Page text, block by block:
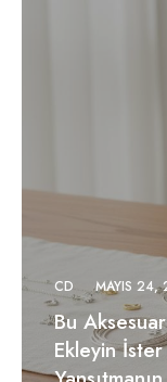
CD MAYIS 24,
Bu
Ekleyin İster